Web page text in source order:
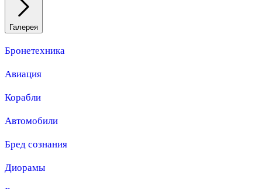
Галерея
Бронетехника
Авиация
Корабли
Автомобили
Бред сознания
Диорамы